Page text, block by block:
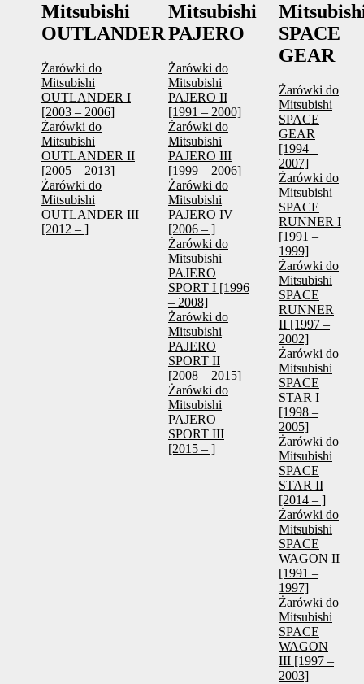
Mitsubishi
OUTLANDER
Żarówki do
Mitsubishi
OUTLANDER I
[2003 – 2006]
Żarówki do
Mitsubishi
OUTLANDER II
[2005 – 2013]
Żarówki do
Mitsubishi
OUTLANDER III
[2012 – ]
Mitsubishi
PAJERO
Żarówki do
Mitsubishi
PAJERO II
[1991 – 2000]
Żarówki do
Mitsubishi
PAJERO III
[1999 – 2006]
Żarówki do
Mitsubishi
PAJERO IV
[2006 – ]
Żarówki do
Mitsubishi
PAJERO
SPORT I [1996
– 2008]
Żarówki do
Mitsubishi
PAJERO
SPORT II
[2008 – 2015]
Żarówki do
Mitsubishi
PAJERO
SPORT III
[2015 – ]
SPACE
GEAR
Żarówki do
Mitsubishi
SPACE
GEAR
[1994 –
2007]
Żarówki do
Mitsubishi
SPACE
RUNNER I
[1991 –
1999]
Żarówki do
Mitsubishi
SPACE
RUNNER
II [1997 –
2002]
Żarówki do
Mitsubishi
SPACE
STAR I
[1998 –
2005]
Żarówki do
Mitsubishi
SPACE
STAR II
[2014 – ]
Żarówki do
Mitsubishi
SPACE
WAGON II
[1991 –
1997]
Żarówki do
Mitsubishi
SPACE
WAGON
III [1997 –
2003]